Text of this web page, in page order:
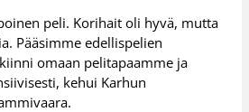
peli. Korihait oli hyvä, mutta
Pääsimme edellispelien
omaan pelitapaamme ja
kehui Karhun